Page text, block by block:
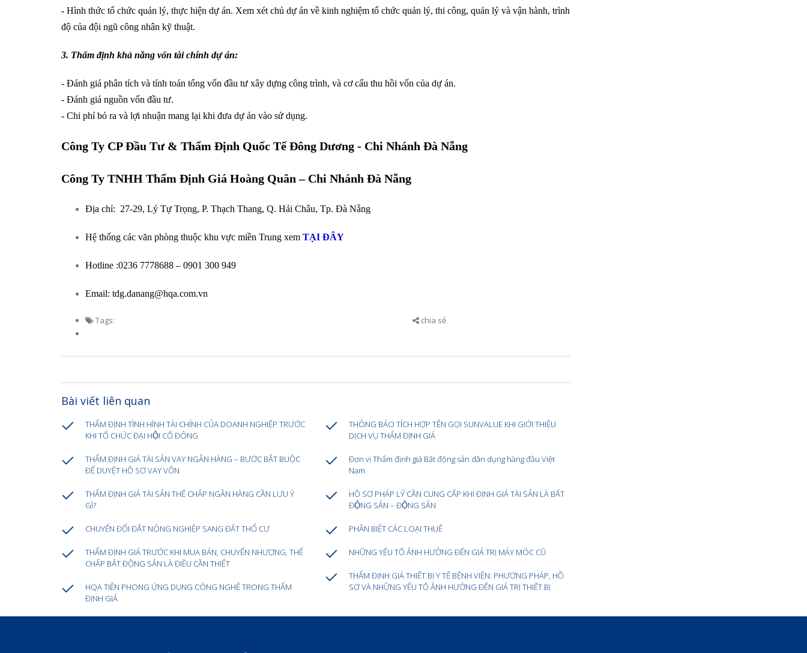
- Hình thức tổ chức quản lý, thực hiện dự án. Xem xét chủ dự án về kinh nghiệm tổ chức quản lý, thi công, quản lý và vận hành, trình
độ của đội ngũ công nhân kỹ thuật.
3. Thẩm định khả năng vốn tài chính dự án:
- Đánh giá phân tích và tính toán tổng vốn đầu tư xây dựng công trình, và cơ cấu thu hồi vốn của dự án.
- Đánh giá nguồn vốn đầu tư.
- Chi phí bỏ ra và lợi nhuận mang lại khi đưa dự án vào sử dụng.
Công Ty CP Đầu Tư & Thẩm Định Quốc Tế Đông Dương - Chi Nhánh Đà Nẵng
Công Ty TNHH Thẩm Định Giá Hoàng Quân – Chi Nhánh Đà Nẵng
Địa chỉ: 27-29, Lý Tự Trọng, P. Thạch Thang, Q. Hải Châu, Tp. Đà Nẵng
Hệ thống các văn phòng thuộc khu vực miền Trung xem TẠI ĐÂY
Hotline :0236 7778688 – 0901 300 949
Email: tdg.danang@hqa.com.vn
Tags: chia sẻ
Bài viết liên quan
THẨM ĐỊNH TÌNH HÌNH TÀI CHÍNH CỦA DOANH NGHIỆP TRƯỚC
KHI TỔ CHỨC ĐẠI HỘI CỔ ĐÔNG
THẨM ĐỊNH GIÁ TÀI SẢN VAY NGÂN HÀNG – BƯỚC BẮT BUỘC
ĐỂ DUYỆT HỒ SƠ VAY VỐN
THẨM ĐỊNH GIÁ TÀI SẢN THẾ CHẤP NGÂN HÀNG CẦN LƯU Ý
GÌ?
CHUYỂN ĐỔI ĐẤT NÔNG NGHIỆP SANG ĐẤT THỔ CƯ
THẨM ĐỊNH GIÁ TRƯỚC KHI MUA BÁN, CHUYỂN NHƯỢNG, THẾ
CHẤP BẤT ĐỘNG SẢN LÀ ĐIỀU CẦN THIẾT
HQA TIÊN PHONG ỨNG DỤNG CÔNG NGHỆ TRONG THẨM
ĐỊNH GIÁ
THÔNG BÁO TÍCH HỢP TÊN GỌI SUNVALUE KHI GIỚI THIỆU
DỊCH VỤ THẨM ĐỊNH GIÁ
Đơn vị Thẩm định giá Bất động sản dân dụng hàng đầu Việt
Nam
HỒ SƠ PHÁP LÝ CẦN CUNG CẤP KHI ĐỊNH GIÁ TÀI SẢN LÀ BẤT
ĐỘNG SẢN – ĐỘNG SẢN
PHÂN BIỆT CÁC LOẠI THUẾ
NHỮNG YẾU TỐ ẢNH HƯỞNG ĐẾN GIÁ TRỊ MÁY MÓC CŨ
THẨM ĐỊNH GIÁ THIẾT BỊ Y TẾ BỆNH VIỆN: PHƯƠNG PHÁP, HỒ
SƠ VÀ NHỮNG YẾU TỐ ẢNH HƯỞNG ĐẾN GIÁ TRỊ THIẾT BỊ